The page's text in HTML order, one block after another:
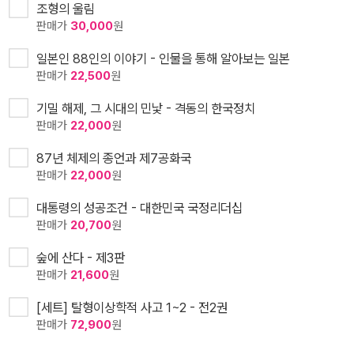
조형의 울림
판매가 30,000원
일본인 88인의 이야기 - 인물을 통해 알아보는 일본
판매가 22,500원
기밀 해제, 그 시대의 민낯 - 격동의 한국정치
판매가 22,000원
87년 체제의 종언과 제7공화국
판매가 22,000원
대통령의 성공조건 - 대한민국 국정리더십
판매가 20,700원
숲에 산다 - 제3판
판매가 21,600원
[세트] 탈형이상학적 사고 1~2 - 전2권
판매가 72,900원